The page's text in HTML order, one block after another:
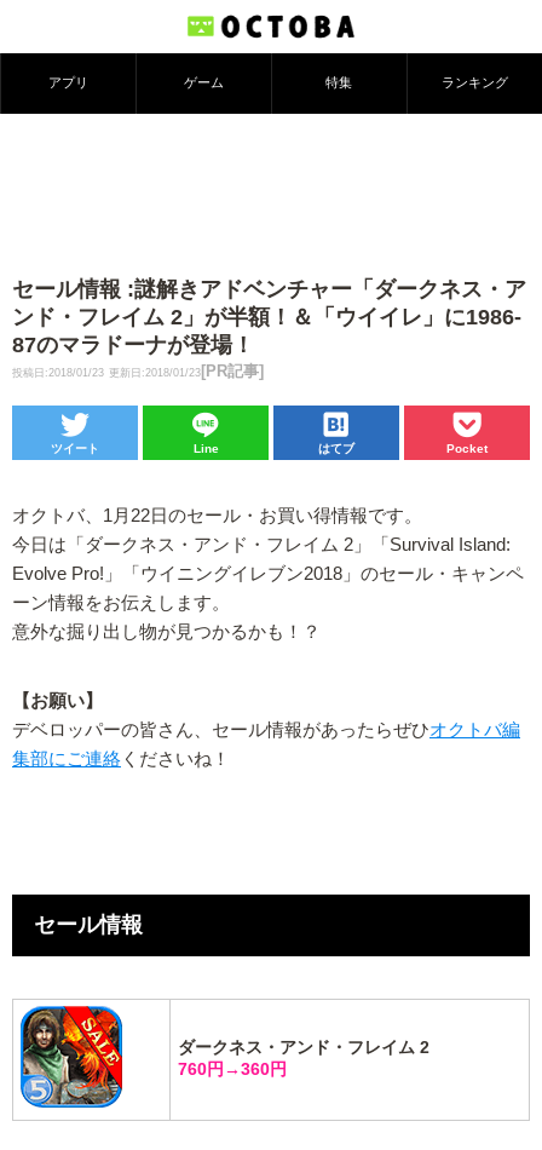
アプリ ゲーム 特集 ランキング
セール情報 :謎解きアドベンチャー「ダークネス・ア
ンド・フレイム 2」が半額！＆「ウイイレ」に1986-
87のマラドーナが登場！
投稿日:2018/01/23 更新日:2018/01/23 [PR記事]
ツイート Line はてブ Pocket
オクトバ、1月22日のセール・お買い得情報です。
今日は「ダークネス・アンド・フレイム 2」「Survival Island:
Evolve Pro!」「ウイニングイレブン2018」のセール・キャンペ
ーン情報をお伝えします。
意外な掘り出し物が見つかるかも！？
【お願い】
デベロッパーの皆さん、セール情報があったらぜひオクトバ編
集部にご連絡 くださいね！
セール情報
ダークネス・アンド・フレイム 2
760円→360円